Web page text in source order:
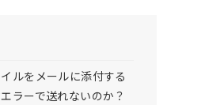
ルをメールに添付する
ラーで送れないのか？